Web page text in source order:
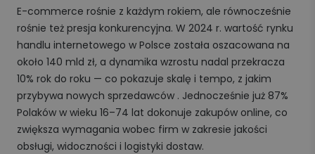
E-commerce rośnie z każdym rokiem, ale równocześnie
rośnie też presja konkurencyjna. W 2024 r. wartość rynku
handlu internetowego w Polsce została oszacowana na
około 140 mld zł, a dynamika wzrostu nadal przekracza
10% rok do roku — co pokazuje skalę i tempo, z jakim
przybywa nowych sprzedawców . Jednocześnie już 87%
Polaków w wieku 16–74 lat dokonuje zakupów online, co
zwiększa wymagania wobec firm w zakresie jakości
obsługi, widoczności i logistyki dostaw.